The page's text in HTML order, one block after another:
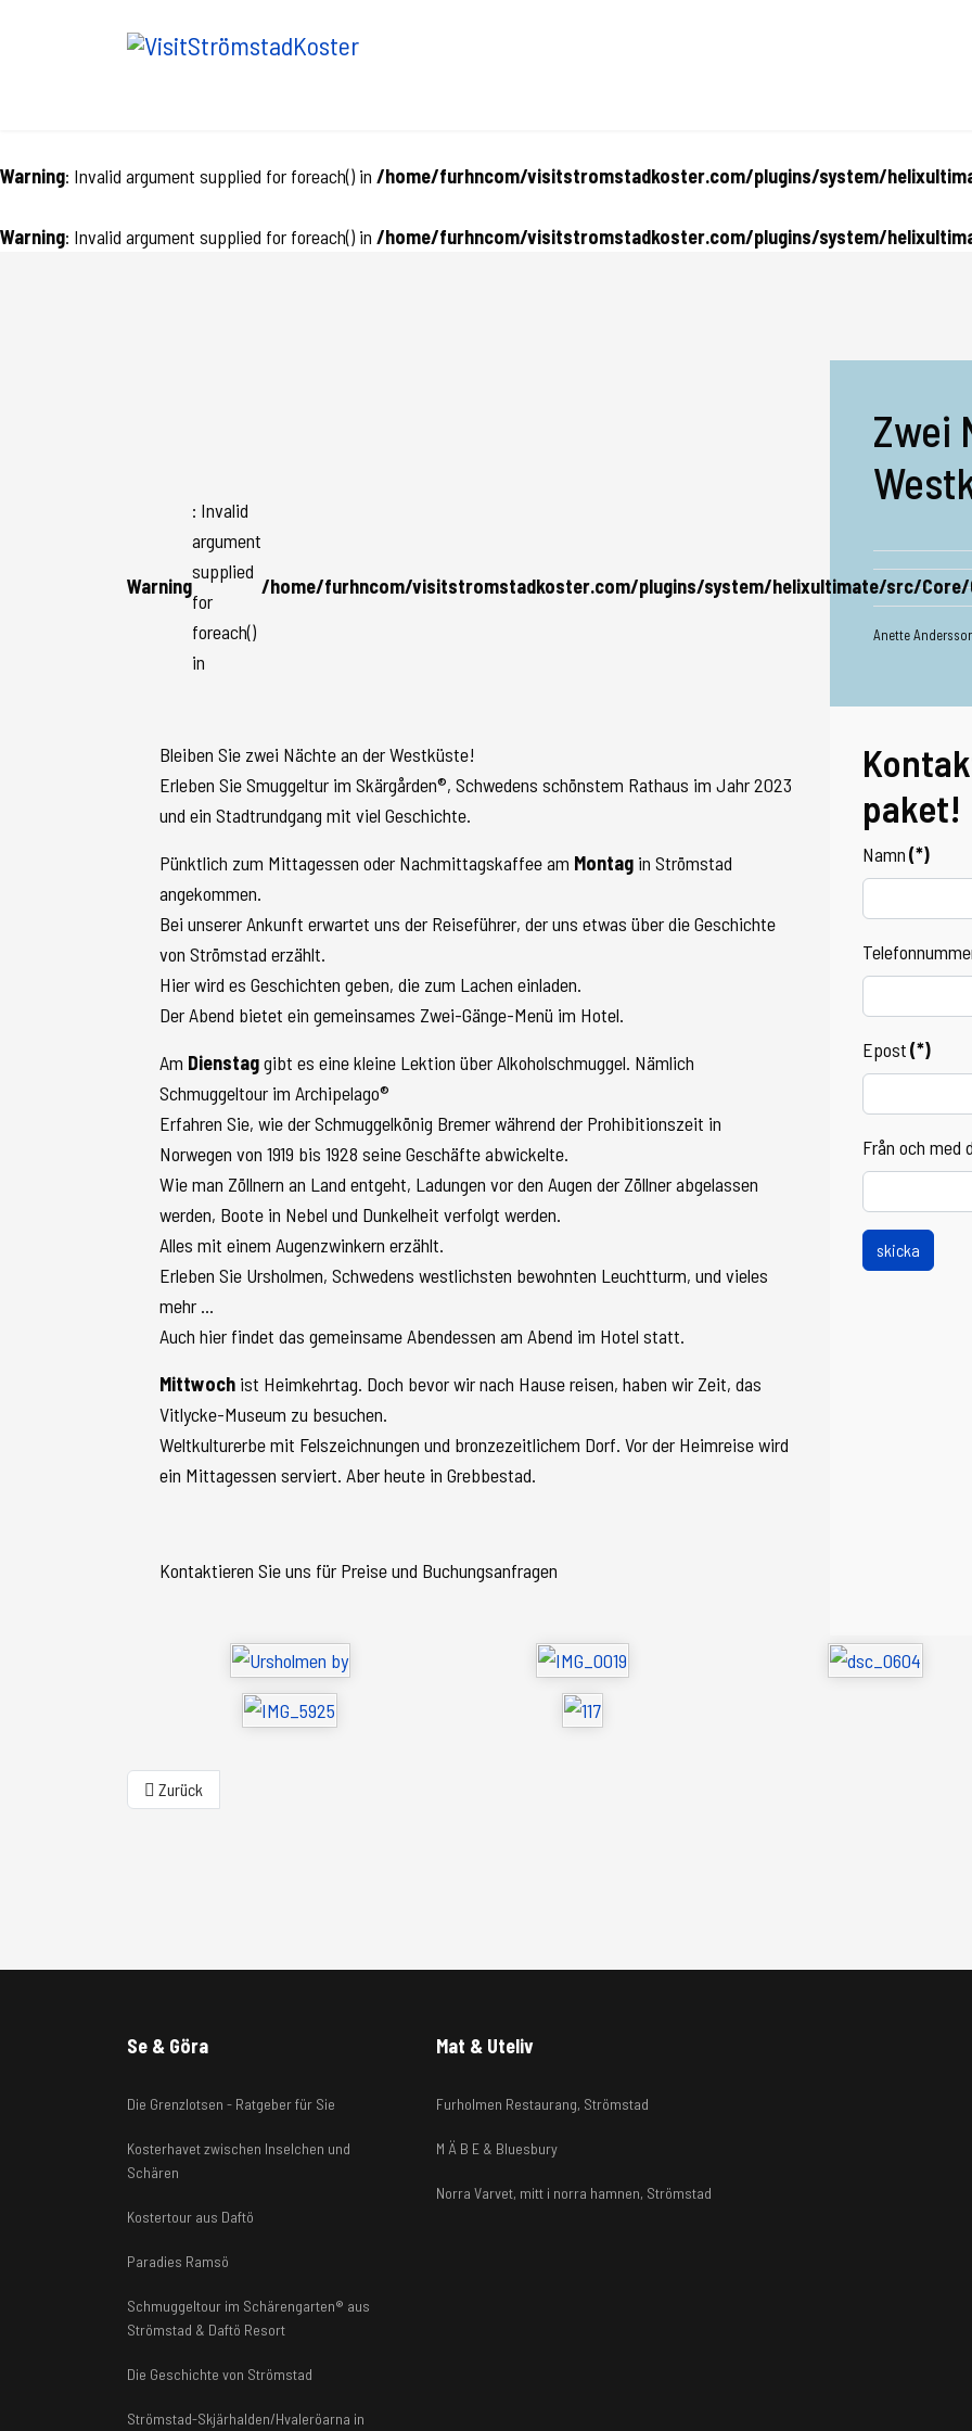
Warning
: Invalid
argument
supplied
for
foreach()
in
/home/furhncom/visitstromstadkoster.com/plugins/system/helixultimate/src/Core/
Warning: Invalid argument supplied for foreach() in /home/furhncom/visitstromstadkoster.com/plugins/system/
Warning: Invalid argument supplied for foreach() in /home/furhncom/visitstromstadkoster.com/plugins/system/
Zwei
Anette
Bleiben Sie zwei Nächte an der Westküste!
Erleben Sie Smuggeltur im Skärgården®, Schwedens schönstem Rathaus im Jahr 2023
und ein Stadtrundgang mit viel Geschichte.
Pünktlich zum Mittagessen oder Nachmittagskaffee am Montag in Strömstad
angekommen.
Bei unserer Ankunft erwartet uns der Reiseführer, der uns etwas über die Geschichte
von Strömstad erzählt.
Hier wird es Geschichten geben, die zum Lachen einladen.
Der Abend bietet ein gemeinsames Zwei-Gänge-Menü im Hotel.
Am Dienstaggibt es eine kleine Lektion über Alkoholschmuggel. Nämlich
Schmuggeltour im Archipelago®
Erfahren Sie, wie der Schmuggelkönig Bremer während der Prohibitionszeit in
Norwegen von 1919 bis 1928 seine Geschäfte abwickelte.
Wie man Zöllnern an Land entgeht, Ladungen vor den Augen der Zöllner abgelassen
werden, Boote in Nebel und Dunkelheit verfolgt werden.
Alles mit einem Augenzwinkern erzählt.
Erleben Sie Ursholmen, Schwedens westlichsten bewohnten Leuchtturm, und vieles
mehr ...
Auch hier findet das gemeinsame Abendessen am Abend im Hotel statt.
Mittwoch ist Heimkehrtag. Doch bevor wir nach Hause reisen, haben wir Zeit, das
Vitlycke-Museum zu besuchen.
Weltkulturerbe mit Felszeichnungen und bronzezeitlichem Dorf. Vor der Heimreise wird
ein Mittagessen serviert. Aber heute in Grebbestad.
Kontaktieren Sie uns für Preise und Buchungsanfragen
paket!
Namn(*)
Epost(*)
Från och med
skicka
Vorheriger Beitrag: Drei Nächte in Bohuslän
Zurück
Se & Göra
Die Grenzlotsen - Ratgeber für Sie
Kosterhavet zwischen Inselchen und
Schären
Kostertour aus Daftö
Paradies Ramsö
Schmuggeltour im Schärengarten® aus
Strömstad & Daftö Resort
Die Geschichte von Strömstad
Strömstad-Skjärhalden/Hvaleröarna in
Mat & Uteliv
Furholmen Restaurang, Strömstad
M Ä B E & Bluesbury
Norra Varvet, mitt i norra hamnen, Strömstad